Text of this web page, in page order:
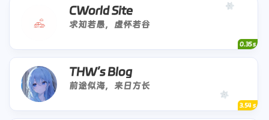
CWorld Site
求知若愚，虚怀若谷
0.35 s
THW’s Blog
前途似海，来日方长
3.54 s